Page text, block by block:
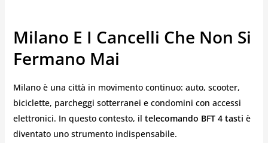
Milano E I Cancelli Che Non Si
Fermano Mai
Milano è una città in movimento continuo: auto, scooter,
biciclette, parcheggi sotterranei e condomini con accessi
elettronici. In questo contesto, il telecomando BFT 4 tasti è
diventato uno strumento indispensabile.